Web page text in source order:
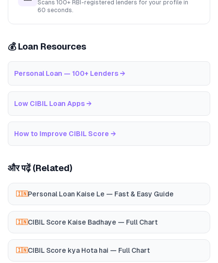
Scans 100+ RBI-registered lenders for your profile in
60 seconds.
💰 Loan Resources
Personal Loan — 100+ Lenders →
Low CIBIL Loan Apps →
How to Improve CIBIL Score →
और पढ़ें (Related)
🇮🇳Personal Loan Kaise Le — Fast & Easy Guide
🇮🇳CIBIL Score Kaise Badhaye — Full Chart
🇮🇳CIBIL Score kya Hota hai — Full Chart